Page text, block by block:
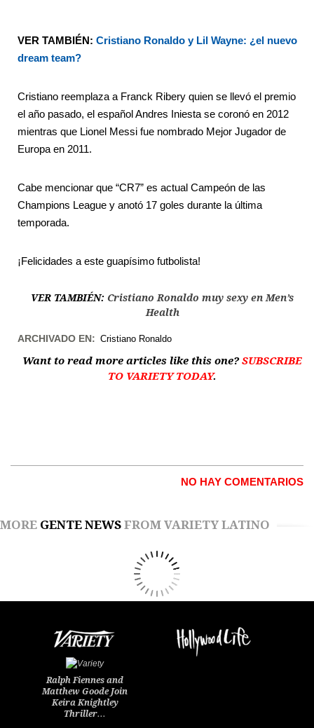
VER TAMBIÉN: Cristiano Ronaldo y Lil Wayne: ¿el nuevo
dream team?
Cristiano reemplaza a Franck Ribery quien se llevó el premio
el año pasado, el español Andres Iniesta se coronó en 2012
mientras que Lionel Messi fue nombrado Mejor Jugador de
Europa en 2011.
Cabe mencionar que “CR7” es actual Campeón de las
Champions League y anotó 17 goles durante la última
temporada.
¡Felicidades a este guapísimo futbolista!
VER TAMBIÉN: Cristiano Ronaldo muy sexy en Men’s
Health
ARCHIVADO EN: Cristiano Ronaldo
Want to read more articles like this one?SUBSCRIBE
TO VARIETY TODAY.
NO HAY COMENTARIOS
MORE GENTE NEWS FROM VARIETY LATINO
Ralph Fiennes and
Matthew Goode Join
Keira Knightley
Thriller…